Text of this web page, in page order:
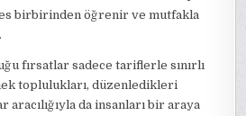
birbirinden öğrenir ve mutfakla
fırsatlar sadece tariflerle sınırlı
toplulukları, düzenledikleri
da insanları bir araya